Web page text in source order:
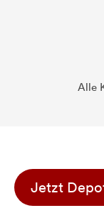
Alle
Jetzt